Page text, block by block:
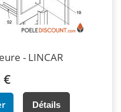
- LINCAR
€
Détails